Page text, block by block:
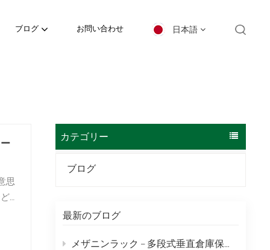
ブログ お問い合わせ 日本語
العربية
カテゴリー
ブログ
最新のブログ
メザニンラック – 多段式垂直倉庫保管ソリューション
思